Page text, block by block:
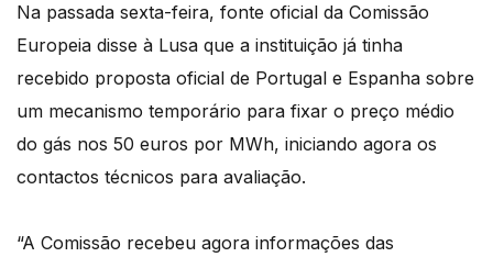
Na passada sexta-feira, fonte oficial da Comissão
Europeia disse à Lusa que a instituição já tinha
recebido proposta oficial de Portugal e Espanha sobre
um mecanismo temporário para fixar o preço médio
do gás nos 50 euros por MWh, iniciando agora os
contactos técnicos para avaliação.
“A Comissão recebeu agora informações das